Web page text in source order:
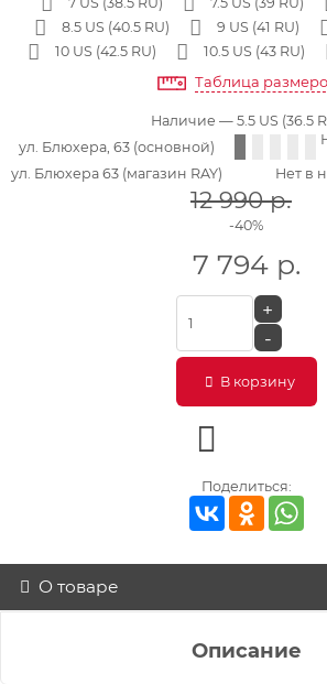
8.5 US (40.5 RU)
9 US (41 RU)
10 US (42.5 RU)
10.5 US (43 RU)
Таблица
Наличие — 5.5 US (36.5
ул. Блюхера, 63 (основной)
ул. Блюхера 63 (магазин RAY) Нет в
12 990 р.
-40%
7 794 р.
+
-
В корзину
Поделиться:
О товаре
Описание